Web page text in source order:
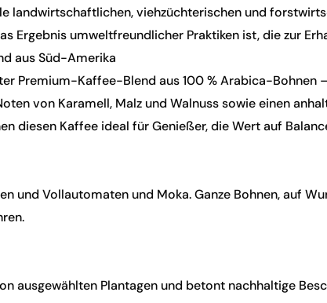
landwirtschaftlichen, viehzüchterischen und
Ergebnis umweltfreundlicher Praktiken ist, die zur
aus Süd-Amerika
Premium-Kaffee-Blend aus 100 % Arabica-Bohnen
von Karamell, Malz und Walnuss sowie einen
diesen Kaffee ideal für Genießer, die Wert auf
und Vollautomaten und Moka. Ganze Bohnen, auf
ausgewählten Plantagen und betont nachhaltige